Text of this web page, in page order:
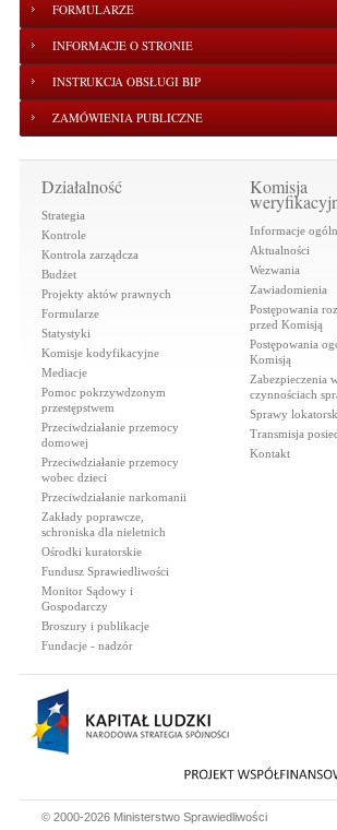
FORMULARZE
INFORMACJE O STRONIE
INSTRUKCJA OBSŁUGI BIP
ZAMÓWIENIA PUBLICZNE
Działalność
Strategia
Kontrole
Kontrola zarządcza
Budżet
Projekty aktów prawnych
Formularze
Statystyki
Komisje kodyfikacyjne
Mediacje
Pomoc pokrzywdzonym
przestępstwem
Przeciwdziałanie przemocy
domowej
Przeciwdziałanie przemocy
wobec dzieci
Przeciwdziałanie narkomanii
Zakłady poprawcze,
schroniska dla nieletnich
Ośrodki kuratorskie
Fundusz Sprawiedliwości
Monitor Sądowy i
Gospodarczy
Broszury i publikacje
Fundacje - nadzór
Komisja
Informacje
Aktualności
Wezwania
Zawiadomienia
Postępowania
przed Komisją
Postępowania
Komisją
Zabezpieczenia
czynnościach
Sprawy
Transmisja
Kontakt
© 2000-2026 Ministerstwo Sprawiedliwości